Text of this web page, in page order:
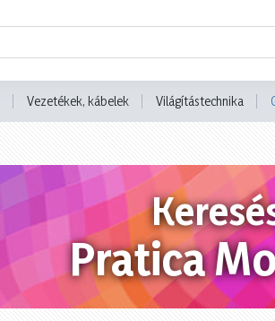
Vezetékek, kábelek Világítástechnika
Pratica